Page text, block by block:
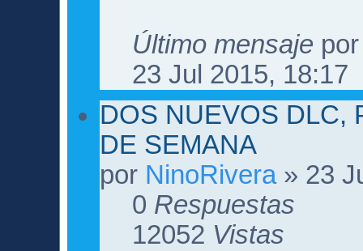
Último mensaje
23 Jul 2015, 18:17
DOS NUEVOS DLC,
DE SEMANA
por NinoRivera» 23
0 Respuestas
12052 Vistas